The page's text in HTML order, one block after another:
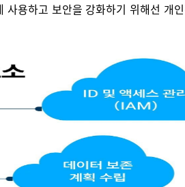
용하고 보안을 강화하기 위해선 개